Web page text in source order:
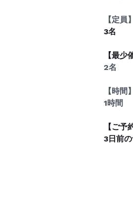
【定員】
3名
【最少
2名
【時間】
1時間
【ご予
3日前の